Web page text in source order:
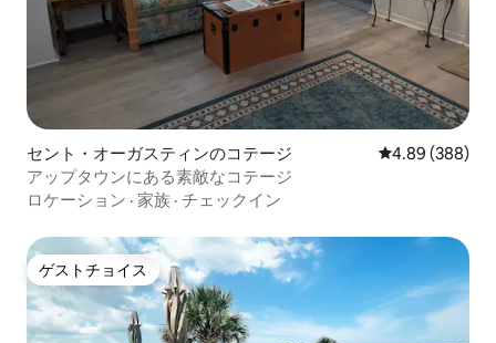
セント・オーガスティンのコテージ レビュー388
4.89 (388)
アップタウンにある素敵なコテージ
ロケーション · 家族 · チェックイン
ゲストチョイス
ゲストチョイス